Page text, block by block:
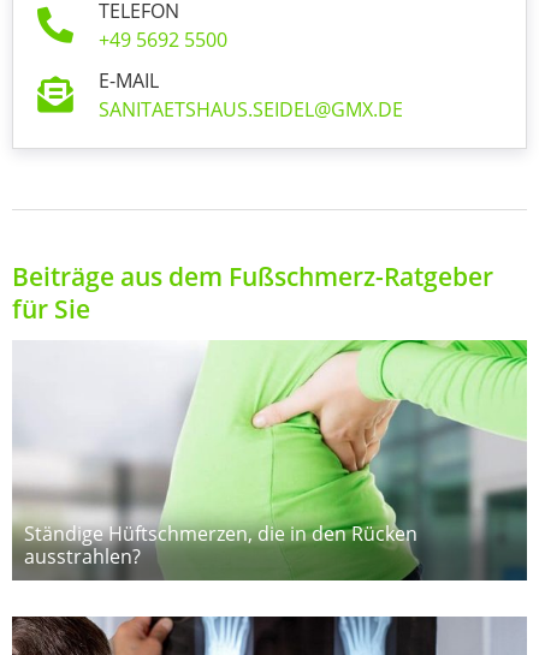
TELEFON
+49 5692 5500
E-MAIL
SANITAETSHAUS.SEIDEL@GMX.DE
Beiträge aus dem Fußschmerz-Ratgeber
für Sie
Ständige Hüftschmerzen, die in den Rücken
ausstrahlen?